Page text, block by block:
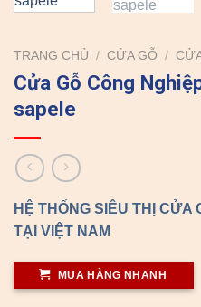
TRANG CHỦ / CỬA GỖ /
Cửa Gỗ Công
sapele
HỆ THỐNG SIÊU THỊ CỬA
TẠI VIỆT NAM
MUA HÀNG NHANH